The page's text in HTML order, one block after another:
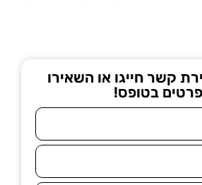
קשר חייגו או השאירו
פרטים בטופס!